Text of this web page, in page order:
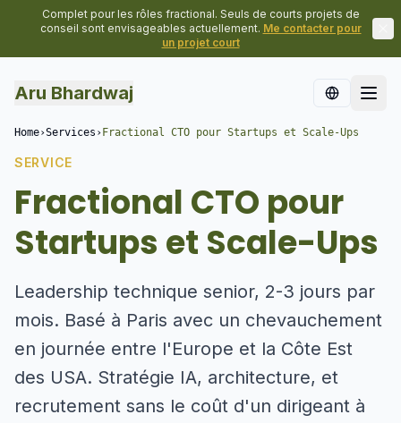
Complet pour les rôles fractional. Seuls de courts projets de
conseil sont envisageables actuellement. Me contacter pour
un projet court
Aru Bhardwaj
Retour à l'accueil
Home›Services › Fractional CTO pour Startups et Scale-Ups
SERVICE
Fractional CTO pour
Startups et Scale-Ups
Leadership technique senior, 2-3 jours par
mois. Basé à Paris avec un chevauchement
en journée entre l'Europe et la Côte Est
des USA. Stratégie IA, architecture, et
recrutement sans le coût d'un dirigeant à